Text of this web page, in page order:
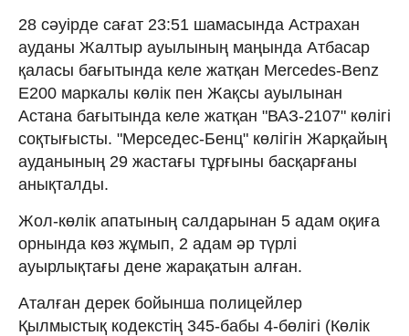
28 сәуірде сағат 23:51 шамасында Астрахан
ауданы Жалтыр ауылының маңында Атбасар
қаласы бағытында келе жатқан Mercedes-Benz
E200 маркалы көлік пен Жақсы ауылынан
Астана бағытында келе жатқан "ВАЗ-2107" көлігі
соқтығысты. "Мерседес-Бенц" көлігін Жарқайың
ауданының 29 жастағы тұрғыны басқарғаны
анықталды.
Жол-көлік апатының салдарынан 5 адам оқиға
орнында көз жұмып, 2 адам әр түрлі
ауырлықтағы дене жарақатын алған.
Аталған дерек бойынша полицейлер
Қылмыстық кодекстің 345-бабы 4-бөлігі (Көлiк